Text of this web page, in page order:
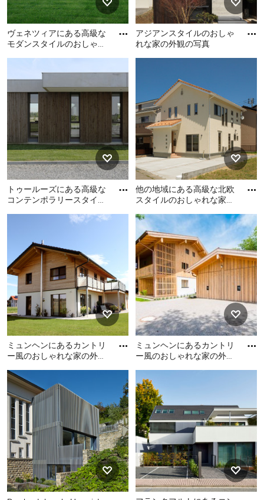
ヴェネツィアにある高級な
モダンスタイルのおしゃれ
ヴェネツィアにある高級な
モダンスタイルのおしゃれ
な家の外観 (縦張り) の写真
アジアンスタイルのおしゃ
れな家の外観の写真
アジアンスタイルのおしゃ
トゥールーズにある高級な
コンテンポラリースタイル
トゥールーズにある高級な
のおしゃれな家の外観の写
真
他の地域にある高級な北欧
スタイルのおしゃれな家の
オレンジの外壁、長方形)
他の地域にある高級な北欧
スタイルのおしゃれな家の
外観 (漆喰サイディング、オ
レンジの外壁、長方形) の写
真
ミュンヘンにあるカントリ
ー風のおしゃれな家の外観
真
ミュンヘンにあるカントリ
ー風のおしゃれな家の外観
(混合材サイディング) の写真
ミュンヘンにあるカントリ
ー風のおしゃれな家の外観
ミュンヘンにあるカントリ
ー風のおしゃれな家の外観
の写真